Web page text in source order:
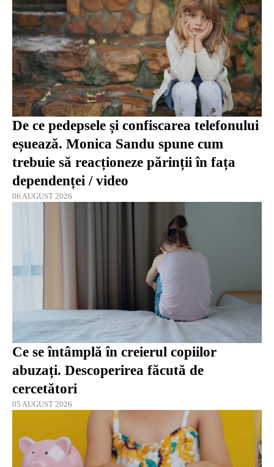
De ce pedepsele și confiscarea telefonului
eșuează. Monica Sandu spune cum
trebuie să reacționeze părinții în fața
dependenței / video
06 AUGUST 2026
Ce se întâmplă în creierul copiilor
abuzați. Descoperirea făcută de
cercetători
05 AUGUST 2026